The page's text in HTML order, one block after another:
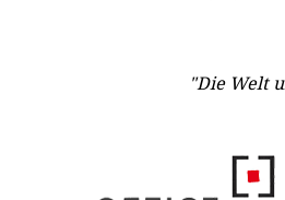
"Die Welt